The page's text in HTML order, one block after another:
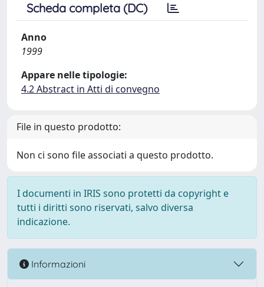
Scheda completa (DC)
Anno
1999
Appare nelle tipologie:
4.2 Abstract in Atti di convegno
File in questo prodotto:
Non ci sono file associati a questo prodotto.
I documenti in IRIS sono protetti da copyright e
tutti i diritti sono riservati, salvo diversa
indicazione.
Informazioni